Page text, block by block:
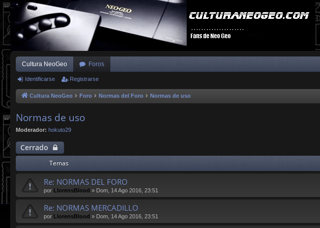
Cultura NeoGeo Foros
Identificarse Registrarse
Cultura NeoGeo Foro Normas del Foro Normas de uso
Normas de uso
Moderador: hokuto29
Cerrado
Temas
Re: NORMAS DEL FORO
por LlorensBlood » Dom, 14 Ago 2016, 23:51
Re: NORMAS MERCADILLO
por LlorensBlood » Dom, 14 Ago 2016, 23:51